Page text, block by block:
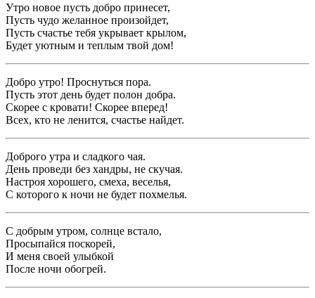
Утро новое пусть добро принесет,
Пусть чудо желанное произойдет,
Пусть счастье тебя укрывает крылом,
Будет уютным и теплым твой дом!
Добро утро! Проснуться пора.
Пусть этот день будет полон добра.
Скорее с кровати! Скорее вперед!
Всех, кто не ленится, счастье найдет.
Доброго утра и сладкого чая.
День проведи без хандры, не скучая.
Настроя хорошего, смеха, веселья,
С которого к ночи не будет похмелья.
С добрым утром, солнце встало,
Просыпайся поскорей,
И меня своей улыбкой
После ночи обогрей.